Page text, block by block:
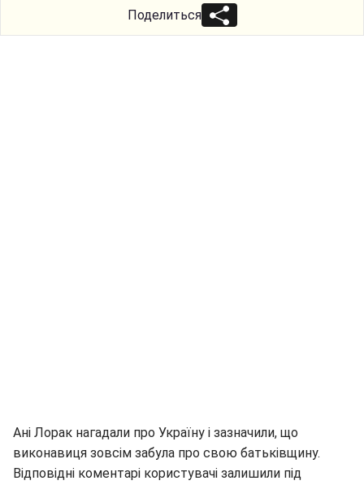
Поделиться
Ані Лорак нагадали про Україну і зазначили, що
виконавиця зовсім забула про свою батьківщину.
Відповідні коментарі користувачі залишили під